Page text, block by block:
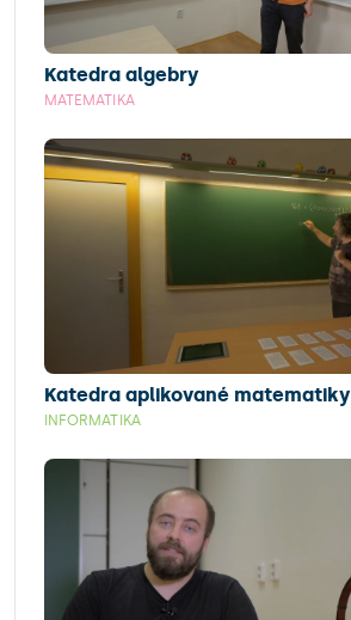
Katedra algebry
MATEMATIKA
Katedra aplikované matematiky
INFORMATIKA